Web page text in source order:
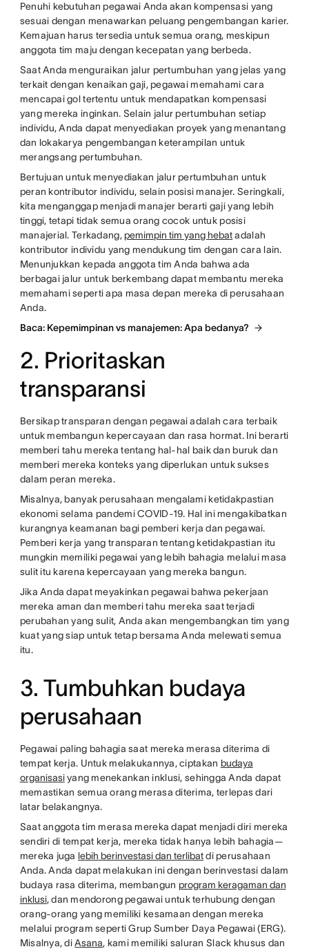
Penuhi kebutuhan pegawai Anda akan kompensasi yang
sesuai dengan menawarkan peluang pengembangan karier.
Kemajuan harus tersedia untuk semua orang, meskipun
anggota tim maju dengan kecepatan yang berbeda.
Saat Anda menguraikan jalur pertumbuhan yang jelas yang
terkait dengan kenaikan gaji, pegawai memahami cara
mencapai gol tertentu untuk mendapatkan kompensasi
yang mereka inginkan. Selain jalur pertumbuhan setiap
individu, Anda dapat menyediakan proyek yang menantang
dan lokakarya pengembangan keterampilan untuk
merangsang pertumbuhan.
Bertujuan untuk menyediakan jalur pertumbuhan untuk
peran kontributor individu, selain posisi manajer. Seringkali,
kita menganggap menjadi manajer berarti gaji yang lebih
tinggi, tetapi tidak semua orang cocok untuk posisi
manajerial. Terkadang, pemimpin tim yang hebatadalah
kontributor individu yang mendukung tim dengan cara lain.
Menunjukkan kepada anggota tim Anda bahwa ada
berbagai jalur untuk berkembang dapat membantu mereka
memahami seperti apa masa depan mereka di perusahaan
Anda.
Baca: Kepemimpinan vs manajemen: Apa bedanya?
2. Prioritaskan
transparansi
Bersikap transparan dengan pegawai adalah cara terbaik
untuk membangun kepercayaan dan rasa hormat. Ini berarti
memberi tahu mereka tentang hal-hal baik dan buruk dan
memberi mereka konteks yang diperlukan untuk sukses
dalam peran mereka.
Misalnya, banyak perusahaan mengalami ketidakpastian
ekonomi selama pandemi COVID-19. Hal ini mengakibatkan
kurangnya keamanan bagi pemberi kerja dan pegawai.
Pemberi kerja yang transparan tentang ketidakpastian itu
mungkin memiliki pegawai yang lebih bahagia melalui masa
sulit itu karena kepercayaan yang mereka bangun.
Jika Anda dapat meyakinkan pegawai bahwa pekerjaan
mereka aman dan memberi tahu mereka saat terjadi
perubahan yang sulit, Anda akan mengembangkan tim yang
kuat yang siap untuk tetap bersama Anda melewati semua
itu.
3. Tumbuhkan budaya
perusahaan
Pegawai paling bahagia saat mereka merasa diterima di
tempat kerja. Untuk melakukannya, ciptakan budaya
organisasiyang menekankan inklusi, sehingga Anda dapat
memastikan semua orang merasa diterima, terlepas dari
latar belakangnya.
Saat anggota tim merasa mereka dapat menjadi diri mereka
sendiri di tempat kerja, mereka tidak hanya lebih bahagia—
mereka juga lebih berinvestasi dan terlibatdi perusahaan
Anda. Anda dapat melakukan ini dengan berinvestasi dalam
budaya rasa diterima, membangun program keragaman dan
inklusi, dan mendorong pegawai untuk terhubung dengan
orang-orang yang memiliki kesamaan dengan mereka
melalui program seperti Grup Sumber Daya Pegawai (ERG).
Misalnya, diAsana, kami memiliki saluran Slack khusus dan